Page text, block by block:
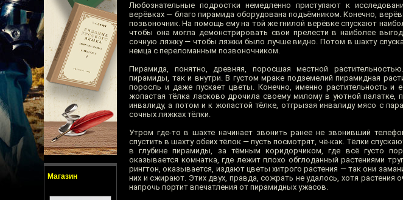
Магазин
Любознательные подростки немедленно приступают к
верёвках — благо пирамида оборудована подъёмником. Конечно,
позвоночник. На помощь ему на той же гнилой верёвке спускают
чтобы она могла демонстрировать свои прелести в наиболее
сочную ляжку — чтобы ляжки было лучше видно. Потом в шахту
немца с переломанным позвоночником.
Пирамида, понятно, древняя, поросшая местной
пирамиды, так и внутри. В густом мраке подземелий пирамидная
поросль и даже пускает цветы. Конечно, именно растительность
жопастая тёлка ласково дрочила своему милому в уютной палатке,
инвалиду, а потом и к жопастой тёлке, отгрызая инвалиду мясо с
сочных ляжках тёлки.
Утром где-то в шахте начинает звонить ранее не звонивший
спустить в шахту обеих тёлок — пусть посмотрят, чё-как. Тёлки
в глубине пирамиды, за тёмным коридорчиком, где всё густо
оказывается комнатка, где лежит плохо обглоданный растениями
рингтон, оказывается, издают цветы хитрого растения — так они
них и сжирают. Этих двух, правда, сожрать не удалось, хотя растения
напрочь портит впечатления от пирамидных ужасов.